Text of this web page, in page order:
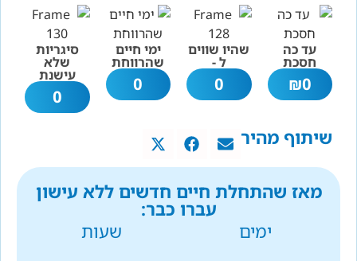
עד כה
חסכת
0
₪
שהיו שווים
ל -
0
ימי חיים
שהרווחת
0
סיגריות
שלא
עישנת
0
שיתוף מהיר
מאז שהתחלת חיים חדשים ללא עישון
עברו כבר:
ימים
שעות